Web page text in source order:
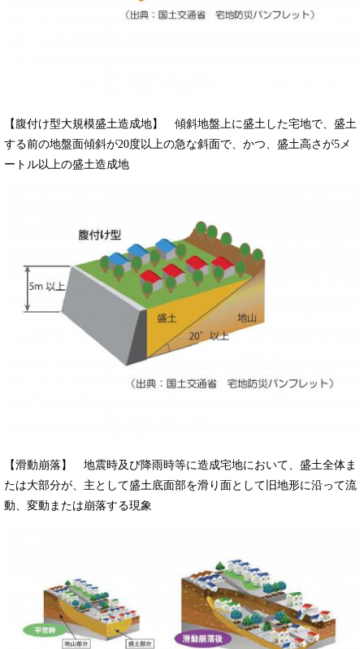
【腹付け型大規模盛土造成地】 傾斜地盤上に盛土した宅地で、盛土
する前の地盤面傾斜が20度以上の急な斜面で、かつ、盛土高さが5メ
ートル以上の盛土造成地
【滑動崩落】 地震時及び降雨時等に造成宅地において、盛土全体ま
たは大部分が、主として盛土底面部を滑り面として旧地形に沿って流
動、変動または崩落する現象